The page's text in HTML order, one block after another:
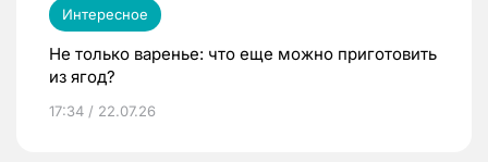
Интересное
Не только варенье: что еще можно приготовить
из ягод?
17:34 / 22.07.26